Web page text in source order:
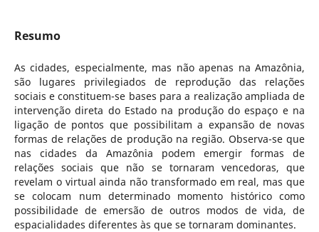
Resumo
As cidades, especialmente, mas não apenas na Amazônia,
são lugares privilegiados de reprodução das relações
sociais e constituem-se bases para a realização ampliada de
intervenção direta do Estado na produção do espaço e na
ligação de pontos que possibilitam a expansão de novas
formas de relações de produção na região. Observa-se que
nas cidades da Amazônia podem emergir formas de
relações sociais que não se tornaram vencedoras, que
revelam o virtual ainda não transformado em real, mas que
se colocam num determinado momento histórico como
possibilidade de emersão de outros modos de vida, de
espacialidades diferentes às que se tornaram dominantes.